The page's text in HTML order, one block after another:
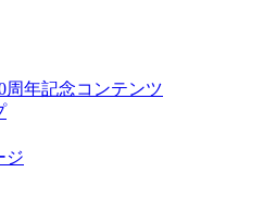
周年記念コンテンツ
ジ